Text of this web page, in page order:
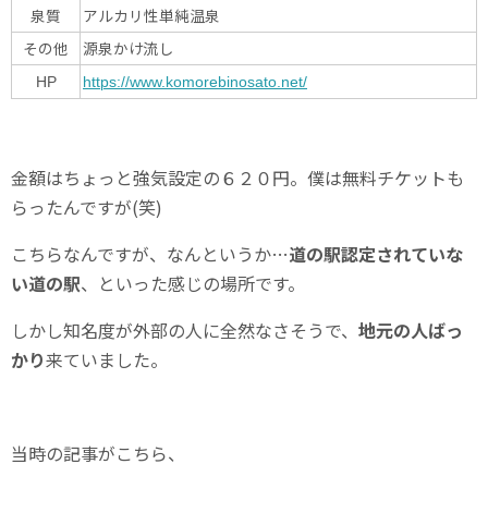
泉質
アルカリ性単純温泉
その他
源泉かけ流し
HP https://www.komorebinosato.net/
金額はちょっと強気設定の６２０円。僕は無料チケットも
らったんですが(笑)
こちらなんですが、なんというか…道の駅認定されていな
い道の駅、といった感じの場所です。
しかし知名度が外部の人に全然なさそうで、 地元の人ばっ
かり来ていました。
当時の記事がこちら、